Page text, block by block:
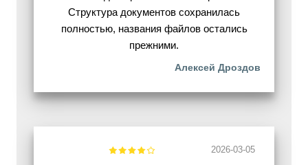
Структура документов сохранилась
полностью, названия файлов остались
прежними.
Алексей Дроздов
2026-03-05